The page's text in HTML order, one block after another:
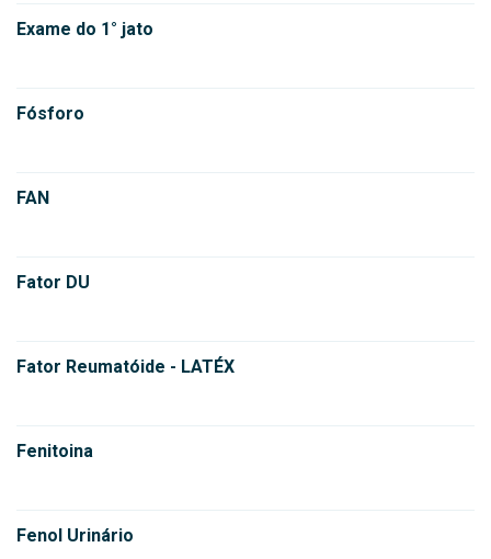
Exame do 1° jato
Fósforo
FAN
Fator DU
Fator Reumatóide - LATÉX
Fenitoina
Fenol Urinário